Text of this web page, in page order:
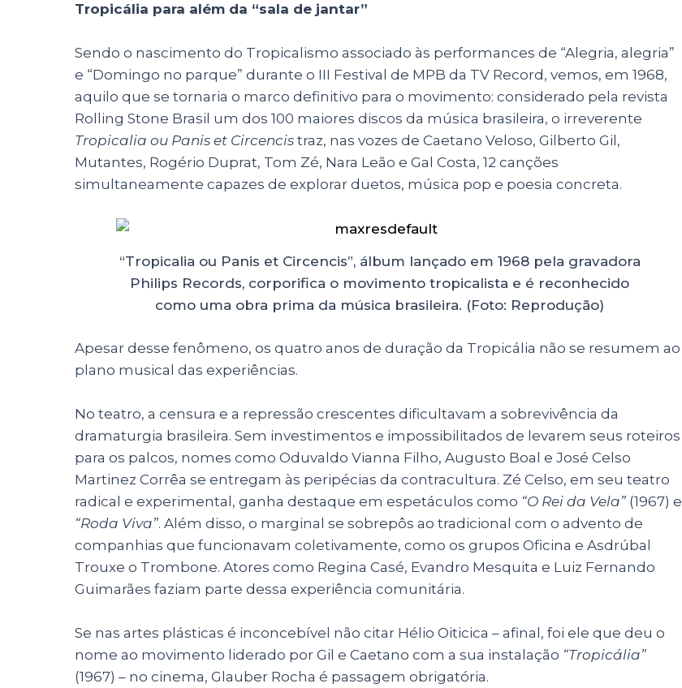
Tropicália para além da “sala de jantar”
Sendo o nascimento do Tropicalismo associado às performances de “Alegria, alegria”
e “Domingo no parque” durante o III Festival de MPB da TV Record, vemos, em 1968,
aquilo que se tornaria o marco definitivo para o movimento: considerado pela revista
Rolling Stone Brasil um dos 100 maiores discos da música brasileira, o irreverente
Tropicalia ou Panis et Circencis traz, nas vozes de Caetano Veloso, Gilberto Gil,
Mutantes, Rogério Duprat, Tom Zé, Nara Leão e Gal Costa, 12 canções
simultaneamente capazes de explorar duetos, música pop e poesia concreta.
“Tropicalia ou Panis et Circencis”, álbum lançado em 1968 pela gravadora
Philips Records, corporifica o movimento tropicalista e é reconhecido
como uma obra prima da música brasileira. (Foto: Reprodução)
Apesar desse fenômeno, os quatro anos de duração da Tropicália não se resumem ao
plano musical das experiências.
No teatro, a censura e a repressão crescentes dificultavam a sobrevivência da
dramaturgia brasileira. Sem investimentos e impossibilitados de levarem seus roteiros
para os palcos, nomes como Oduvaldo Vianna Filho, Augusto Boal e José Celso
Martinez Corrêa se entregam às peripécias da contracultura. Zé Celso, em seu teatro
radical e experimental, ganha destaque em espetáculos como “O Rei da Vela” (1967) e
“Roda Viva”. Além disso, o marginal se sobrepôs ao tradicional com o advento de
companhias que funcionavam coletivamente, como os grupos Oficina e Asdrúbal
Trouxe o Trombone. Atores como Regina Casé, Evandro Mesquita e Luiz Fernando
Guimarães faziam parte dessa experiência comunitária.
Se nas artes plásticas é inconcebível não citar Hélio Oiticica – afinal, foi ele que deu o
nome ao movimento liderado por Gil e Caetano com a sua instalação “Tropicália”
(1967) – no cinema, Glauber Rocha é passagem obrigatória.